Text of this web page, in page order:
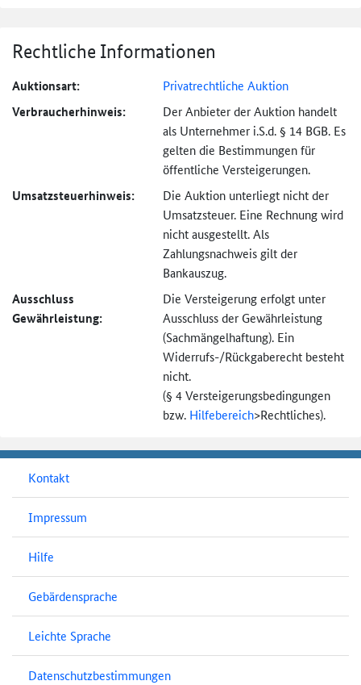
Rechtliche Informationen
Auktionsart: Privatrechtliche Auktion
Verbraucher­hinweis:
Der Anbieter der Auktion handelt
als Unternehmer i.S.d. § 14 BGB. Es
gelten die Bestimmungen für
öffentliche Versteigerungen.
Umsatzsteuer­hinweis:
Die Auktion unterliegt nicht der
Umsatzsteuer. Eine Rechnung wird
nicht ausgestellt. Als
Zahlungsnachweis gilt der
Bankauszug.
Ausschluss
Gewährleistung:
Die Versteigerung erfolgt unter
Ausschluss der Gewährleistung
(Sachmängel­haftung). Ein
Widerrufs-/Rückgaberecht besteht
nicht.
(§ 4 Versteigerungs­bedingungen
bzw. Hilfebereich>Rechtliches).
Kontakt
Impressum
Hilfe
Gebärdensprache
Leichte Sprache
Datenschutzbestimmungen